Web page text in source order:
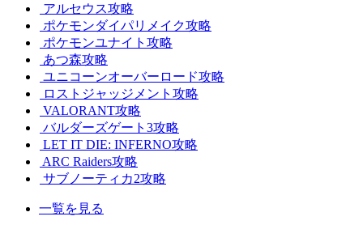
アルセウス攻略
ポケモンダイパリメイク攻略
ポケモンユナイト攻略
あつ森攻略
ユニコーンオーバーロード攻略
ロストジャッジメント攻略
VALORANT攻略
バルダーズゲート3攻略
LET IT DIE: INFERNO攻略
ARC Raiders攻略
サブノーティカ2攻略
一覧を見る